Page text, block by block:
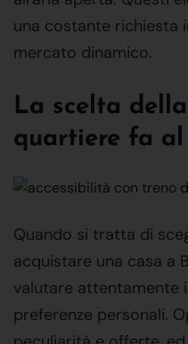
una costante richiesta
mercato dinamico.
La scelta
quartiere fa al
Quando si tratta di
acquistare una casa a
valutare attentamente
preferenze personali.